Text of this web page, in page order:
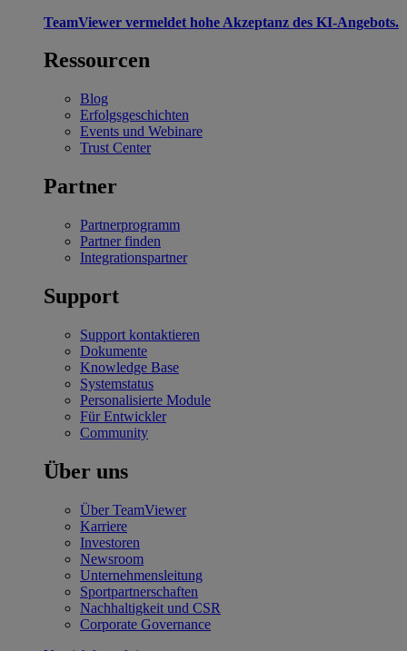
TeamViewer vermeldet hohe Akzeptanz des KI-Angebots.
Ressourcen
Blog
Erfolgsgeschichten
Events und Webinare
Trust Center
Partner
Partnerprogramm
Partner finden
Integrationspartner
Support
Support kontaktieren
Dokumente
Knowledge Base
Systemstatus
Personalisierte Module
Für Entwickler
Community
Über uns
Über TeamViewer
Karriere
Investoren
Newsroom
Unternehmensleitung
Sportpartnerschaften
Nachhaltigkeit und CSR
Corporate Governance